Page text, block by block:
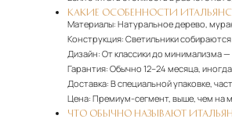
КАКИЕ ОСОБЕННОСТИ
Материалы: Натуральное дерево,
Конструкция: Светильники
Дизайн: От классики до минимализма —
Гарантия: Обычно 12–24 месяца,
Доставка: В специальной упаковке,
Цена: Премиум-сегмент, выше, чем на
ЧТО ОБЫЧНО НАЗЫВАЮТ